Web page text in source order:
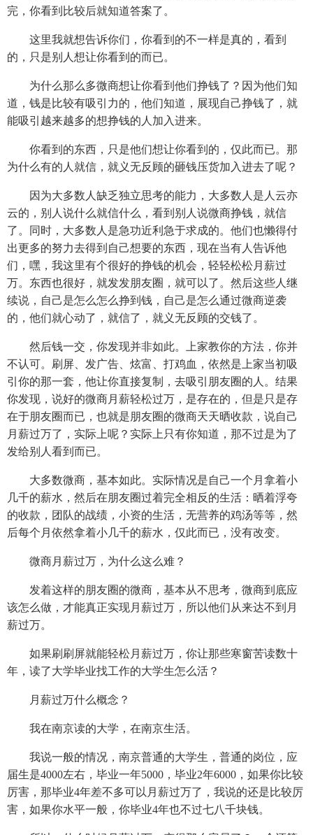
完，你看到比较后就知道答案了。
这里我就想告诉你们，你看到的不一样是真的，看到
的，只是别人想让你看到的而已。
为什么那么多微商想让你看到他们挣钱了？因为他们知
道，钱是比较有吸引力的，他们知道，展现自己挣钱了，就
能吸引越来越多的想挣钱的人加入进来。
你看到的东西，只是他们想让你看到的，仅此而已。那
为什么有的人就信，就义无反顾的砸钱压货加入进去了呢？
因为大多数人缺乏独立思考的能力，大多数人是人云亦
云的，别人说什么就信什么，看到别人说微商挣钱，就信
了。同时，大多数人是急功近利急于求成的。他们也懒得付
出更多的努力去得到自己想要的东西，现在当有人告诉他
们，嘿，我这里有个很好的挣钱的机会，轻轻松松月薪过
万。东西也很好，就发发朋友圈，就可以了。然后这些人继
续说，自己是怎么怎么挣到钱，自己是怎么通过微商逆袭
的，他们就心动了，就信了，就义无反顾的交钱了。
然后钱一交，你发现并非如此。上家教你的方法，你并
不认可。刷屏、发广告、炫富、打鸡血，依然是上家当初吸
引你的那一套，他让你直接复制，去吸引朋友圈的人。结果
你发现，说好的微商月薪轻松过万，是存在的，但是只是存
在于朋友圈而已，也就是朋友圈的微商天天晒收款，说自己
月薪过万了，实际上呢？实际上只有你知道，那不过是为了
发给别人看到而已。
大多数微商，基本如此。实际情况是自己一个月拿着小
几千的薪水，然后在朋友圈过着完全相反的生活：晒着浮夸
的收款，团队的战绩，小资的生活，无营养的鸡汤等等，然
后每个月依然拿着小几千的薪水，仅此而已，没有改变。
微商月薪过万，为什么这么难？
发着这样的朋友圈的微商，基本从不思考，微商到底应
该怎么做，才能真正实现月薪过万，所以他们从来达不到月
薪过万。
如果刷刷屏就能轻松月薪过万，你让那些寒窗苦读数十
年，读了大学毕业找工作的大学生怎么活？
月薪过万什么概念？
我在南京读的大学，在南京生活。
我说一般的情况，南京普通的大学生，普通的岗位，应
届生是4000左右，毕业一年5000，毕业2年6000，如果你比较
厉害，那毕业4年差不多可以月薪过万了，我说的还是比较厉
害，如果你水平一般，你毕业4年也不过七八千块钱。